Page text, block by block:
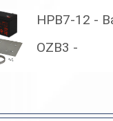
HPB7-12 -
OZB3 -